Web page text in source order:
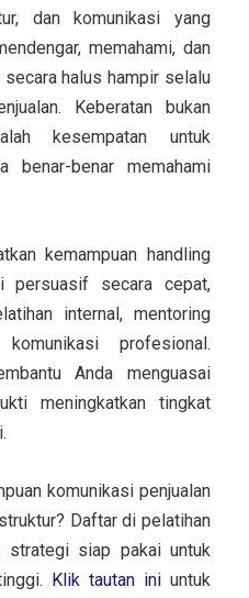
dan komunikasi yang
memahami, dan
halus hampir selalu
Keberatan bukan
kesempatan untuk
benar-benar memahami
kemampuan handling
persuasif secara cepat,
internal, mentoring
profesional.
Anda menguasai
meningkatkan tingkat
komunikasi penjualan
Daftar di pelatihan
strategi siap pakai untuk
Klik tautan ini untuk